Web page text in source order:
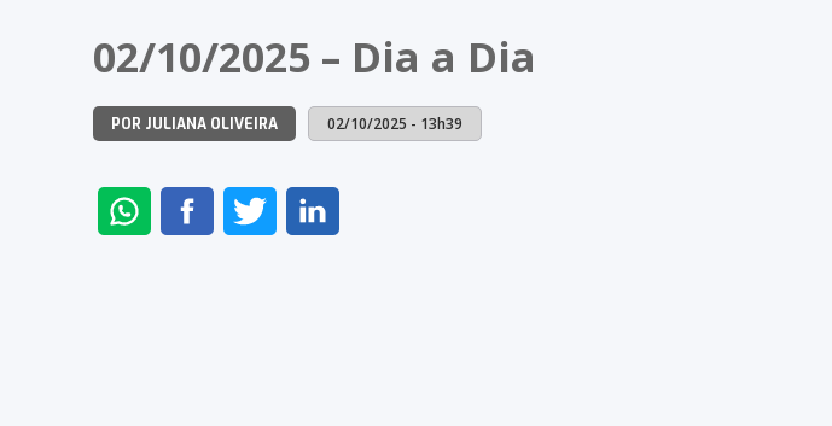
02/10/2025 – Dia a Dia
POR JULIANA OLIVEIRA 02/10/2025 - 13h39
ENVIAR
NO
COMPARTILHAR
NO
COMPARTILHAR
NO